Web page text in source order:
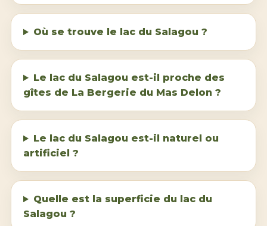
Où se trouve le lac du Salagou ?
Le lac du Salagou est-il proche des
gîtes de La Bergerie du Mas Delon ?
Le lac du Salagou est-il naturel ou
artificiel ?
Quelle est la superficie du lac du
Salagou ?